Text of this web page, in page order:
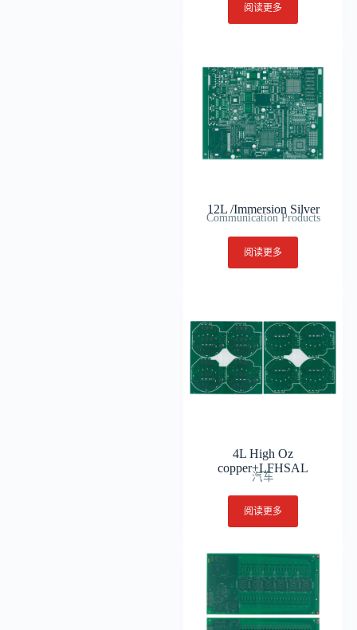
阅读更多
12L /Immersion Silver
Communication Products
阅读更多
4L High Oz
copper+LFHSAL
汽车
阅读更多